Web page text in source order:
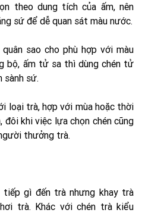
theo dung tích của ấm, nên
sứ để dễ quan sát màu nước.
sao cho phù hợp với màu
bộ, ấm tử sa thì dùng chén tử
sành sứ.
loại trà, hợp với mùa hoặc thời
khi việc lựa chọn chén cũng
thưởng trà.
tiếp gì đến trà nhưng khay trà
trà. Khác với chén trà kiểu